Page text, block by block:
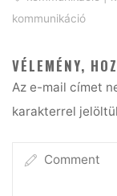
kommunikáció
VÉLEMÉNY,
Az e-mail címet
karakterrel